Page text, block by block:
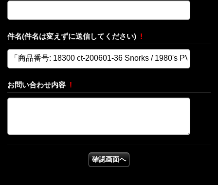
件名(件名は変えずに送信してください) !
お問い合わせ内容 !